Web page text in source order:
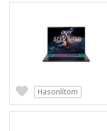
Hasonlítom